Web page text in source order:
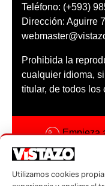
Teléfono: (+593)
Dirección: Aguirre
Prohibida la
cualquier idioma,
titular, de todos los
Empieza
Código
Utilizamos cookies